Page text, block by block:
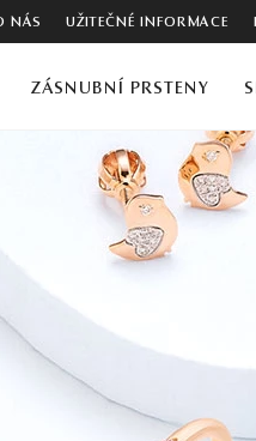
NÁS UŽITEČNÉ INFORMACE
ZÁSNUBNÍ PRSTENY